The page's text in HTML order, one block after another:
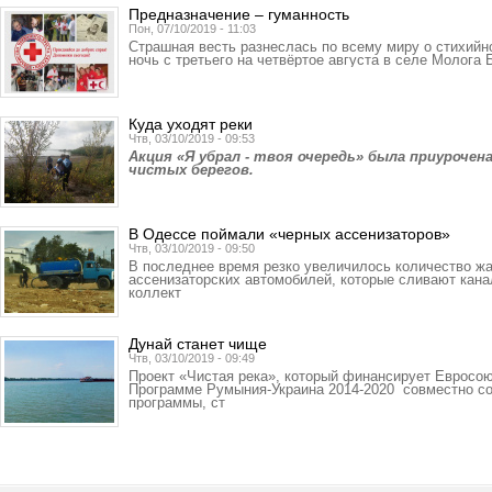
Предназначение – гуманность
Пон, 07/10/2019 - 11:03
Страшная весть разнеслась по всему миру о
ночь с третьего на четвёртое августа в селе Молога
Куда уходят реки
Чтв, 03/10/2019 - 09:53
Акция «Я убрал - твоя очередь» была
чистых берегов.
В Одессе поймали «черных ассенизаторов»
Чтв, 03/10/2019 - 09:50
В последнее время резко увеличилось количество
ассенизаторских автомобилей, которые сливают
коллект
Дунай станет чище
Чтв, 03/10/2019 - 09:49
Проект «Чистая река», который финансирует
Программе Румыния-Украина 2014-2020 совместно
программы, ст